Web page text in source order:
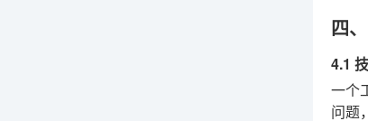
四
4.1
一个
问题